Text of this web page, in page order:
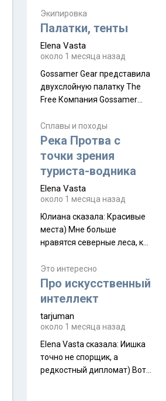
надеюсь увидеть.
Экипировка
Палатки, тенты
Elena Vasta
около 1 месяца назад
Gossamer Gear представила
двухслойную палатку The
Free Компания Gossamer
туристическую палатку The
Free, которая стала первой
ультралегкой моделью в
ассортименте
производителя. Новинка
получила двухслойную
конструкцию с отдельным
внешним тентом и сетчатой
внутренней палаткой, а ее
комплектации составляет
около 845 г. Палатка весит
менее
Сплавы и походы
Река Протва с
точки зрения
туриста-водника
Elena Vasta
около 1 месяца назад
Юлиана сказалa: Красивые
места) Мне больше
нравятся северные леса, как
южной тайги
Это интересно
Про искусственный
интеллект
tarjuman
около 1 месяца назад
Elena Vasta сказалa: Иишка
точно не спорщик, а
редкостный дипломат) Вот,